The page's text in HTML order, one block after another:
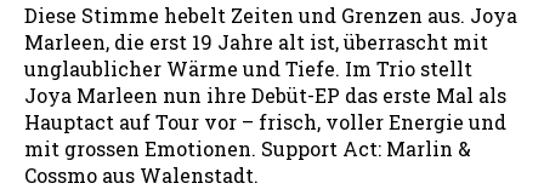
Diese Stimme hebelt Zeiten und Grenzen aus. Joya
Marleen, die erst 19 Jahre alt ist, überrascht mit
unglaublicher Wärme und Tiefe. Im Trio stellt
Joya Marleen nun ihre Debüt-EP das erste Mal als
Hauptact auf Tour vor – frisch, voller Energie und
mit grossen Emotionen. Support Act: Marlin &
Cossmo aus Walenstadt.